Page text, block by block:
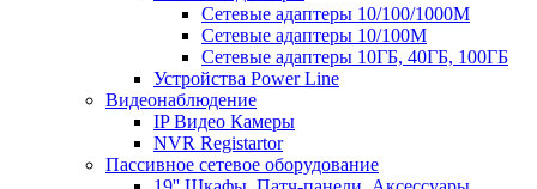
Сетевые адаптеры 10/100/1000М
Сетевые адаптеры 10/100M
Сетевые адаптеры 10ГБ, 40ГБ, 100ГБ
Устройства Power Line
Видеонаблюдение
IP Видео Камеры
NVR Registartor
Пассивное сетевое оборудование